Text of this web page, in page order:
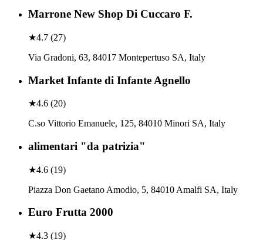
Marrone New Shop Di Cuccaro F.
★4.7 (27)
Via Gradoni, 63, 84017 Montepertuso SA, Italy
Market Infante di Infante Agnello
★4.6 (20)
C.so Vittorio Emanuele, 125, 84010 Minori SA, Italy
alimentari "da patrizia"
★4.6 (19)
Piazza Don Gaetano Amodio, 5, 84010 Amalfi SA, Italy
Euro Frutta 2000
★4.3 (19)